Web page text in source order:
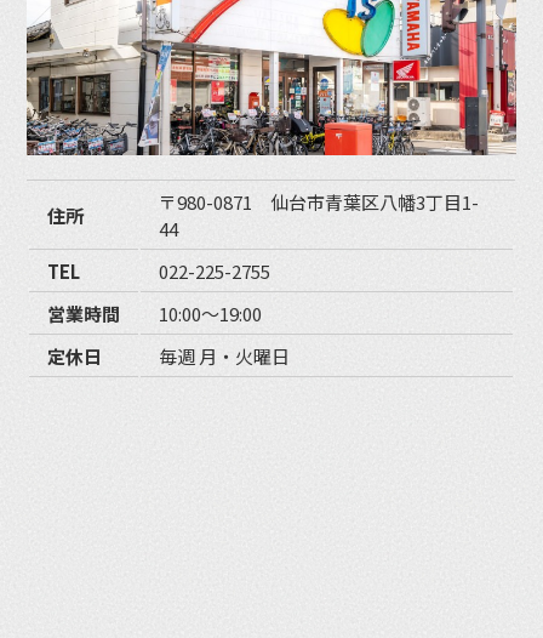
住所
〒980-0871 仙台市青葉区八幡3丁目1-
44
TEL
022-225-2755
営業時間
10:00〜19:00
定休日
毎週 月・火曜日